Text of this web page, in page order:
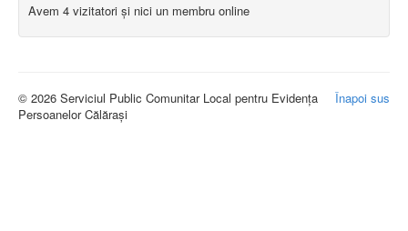
Avem 4 vizitatori și nici un membru online
Înapoi sus
© 2026 Serviciul Public Comunitar Local pentru Evidența
Persoanelor Călărași